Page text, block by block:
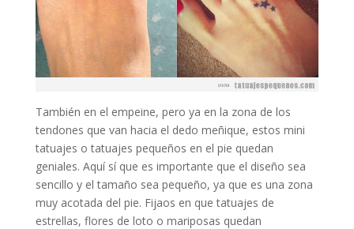
También en el empeine, pero ya en la zona de los
tendones que van hacia el dedo meñique, estos mini
tatuajes o tatuajes pequeños en el pie quedan
geniales. Aquí sí que es importante que el diseño sea
sencillo y el tamaño sea pequeño, ya que es una zona
muy acotada del pie. Fijaos en que tatuajes de
estrellas, flores de loto o mariposas quedan